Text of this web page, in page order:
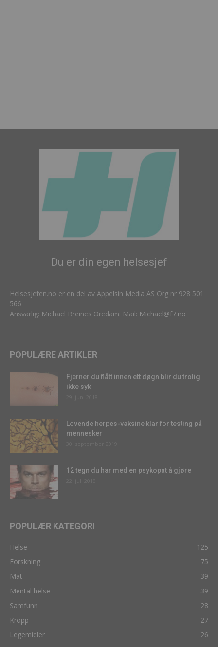
Du er din egen helsesjef
Helsesjefen.no er en del av Appelsin Media AS Org nr 928 501
566
Ansvarlig: Michael Breines Oredam: Mail: Michael@f7.no
POPULÆRE ARTIKLER
Fjerner du flått innen ett døgn blir du trolig
ikke syk
Lovende herpes-vaksine klar for testing på
mennesker
12 tegn du har med en psykopat å gjøre
POPULÆR KATEGORI
Helse
125
Forskning
75
Mat
39
Mental helse
39
Samfunn
28
Kropp
27
Legemidler
26